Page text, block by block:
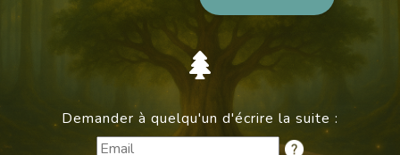
Demander à quelqu'un d'écrire la suite :